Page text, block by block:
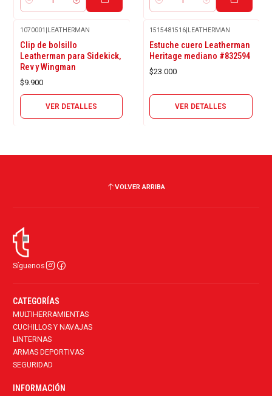
Cantidad Cantidad
1070001 LEATHERMAN
Clip de bolsillo
Leatherman para Sidekick,
Rev y Wingman
$9.900
VER DETALLES
1515481516 LEATHERMAN
Estuche cuero Leatherman
Heritage mediano #832594
$23.000
VER DETALLES
VOLVER ARRIBA
Síguenos
CATEGORÍAS
MULTIHERRAMIENTAS
CUCHILLOS Y NAVAJAS
LINTERNAS
ARMAS DEPORTIVAS
SEGURIDAD
INFORMACIÓN